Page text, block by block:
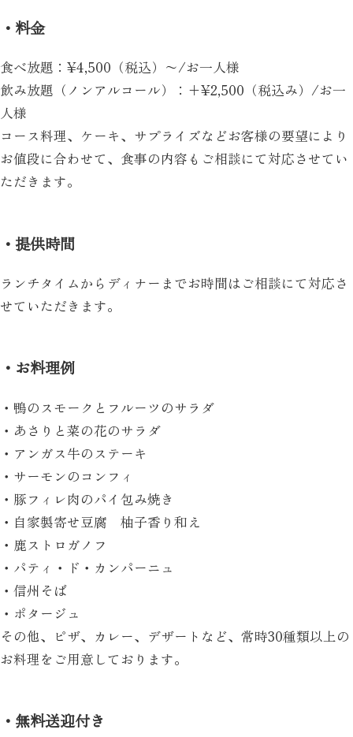
・料金
食べ放題：¥4,500（税込）〜/お一人様
飲み放題（ノンアルコール）：+¥2,500（税込み）/お一
人様
コース料理、ケーキ、サプライズなどお客様の要望により
お値段に合わせて、食事の内容もご相談にて対応させてい
ただきます。
・提供時間
ランチタイムからディナーまでお時間はご相談にて対応さ
せていただきます。
・お料理例
・鴨のスモークとフルーツのサラダ
・あさりと菜の花のサラダ
・アンガス牛のステーキ
・サーモンのコンフィ
・豚フィレ肉のパイ包み焼き
・自家製寄せ豆腐 柚子香り和え
・鹿ストロガノフ
・パティ・ド・カンパーニュ
・信州そば
・ポタージュ
その他、ピザ、カレー、デザートなど、常時30種類以上の
お料理をご用意しております。
・無料送迎付き